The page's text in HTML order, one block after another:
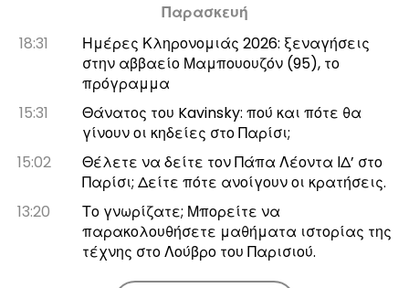
Παρασκευή
18:31
Ημέρες Κληρονομιάς 2026: ξεναγήσεις
στην αββαείο Μαμπουουζόν (95), το
πρόγραμμα
15:31
Θάνατος του Kavinsky: πού και πότε θα
γίνουν οι κηδείες στο Παρίσι;
15:02
Θέλετε να δείτε τον Πάπα Λέοντα ΙΔ’ στο
Παρίσι; Δείτε πότε ανοίγουν οι κρατήσεις.
13:20
Το γνωρίζατε; Μπορείτε να
παρακολουθήσετε μαθήματα ιστορίας της
τέχνης στο Λούβρο του Παρισιού.